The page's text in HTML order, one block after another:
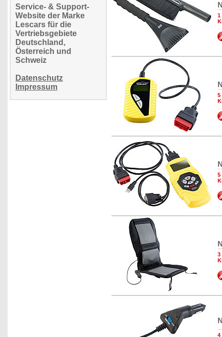
Service- & Support-
Website der Marke
Lescars für die
Vertriebsgebiete
Deutschland,
Österreich und
Schweiz
Datenschutz
Impressum
1
5
5
3
4